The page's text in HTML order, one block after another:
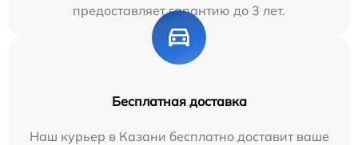
предоставляет гарантию до 3 лет.
Бесплатная доставка
Наш курьер в Казани бесплатно доставит ваше